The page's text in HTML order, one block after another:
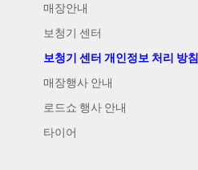
매장안내
보청기 센터
보청기 센터 개인정보 처리 방침
매장행사 안내
로드쇼 행사 안내
타이어